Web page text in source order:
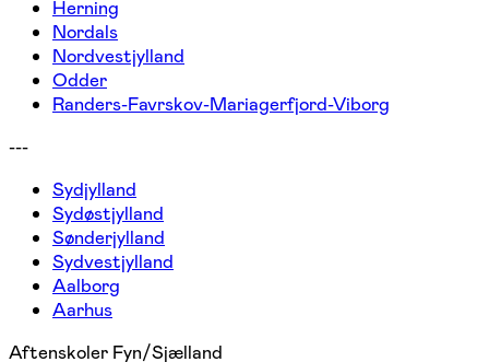
Herning
Nordals
Nordvestjylland
Odder
Randers-Favrskov-Mariagerfjord-Viborg
---
Sydjylland
Sydøstjylland
Sønderjylland
Sydvestjylland
Aalborg
Aarhus
Aftenskoler Fyn/Sjælland